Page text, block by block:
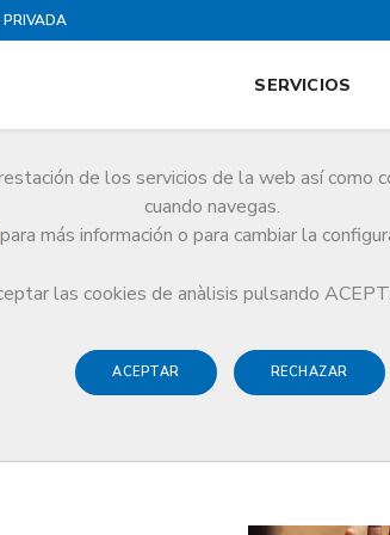
de los servicios de la web así como
cuando navegas.
para más información o para cambiar la
las cookies de anàlisis pulsando
ACEPTAR RECHAZAR
SERVICIOS